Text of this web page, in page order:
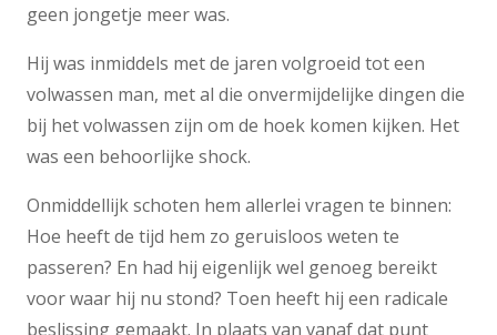
geen jongetje meer was.
Hij was inmiddels met de jaren volgroeid tot een
volwassen man, met al die onvermijdelijke dingen die
bij het volwassen zijn om de hoek komen kijken. Het
was een behoorlijke shock.
Onmiddellijk schoten hem allerlei vragen te binnen:
Hoe heeft de tijd hem zo geruisloos weten te
passeren? En had hij eigenlijk wel genoeg bereikt
voor waar hij nu stond? Toen heeft hij een radicale
beslissing gemaakt. In plaats van vanaf dat punt